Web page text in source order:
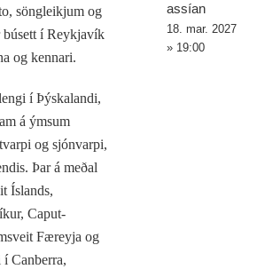
söngleikjum og
búsett í Reykjavík
og kennari.
í Þýskalandi,
á ýmsum
og sjónvarpi,
Þar á meðal
Íslands,
Caput-
Færeyja og
Canberra,
assían
18. mar. 2027
» 19:00